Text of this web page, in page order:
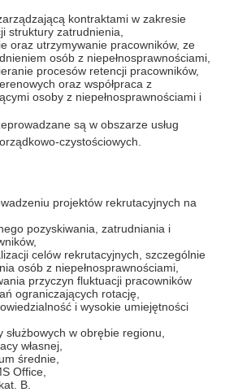
kontraktami w zakresie
struktury zatrudnienia,
oraz utrzymywanie pracowników, ze
osób z niepełnosprawnościami,
procesów retencji pracowników,
oraz współpraca z
osoby z niepełnosprawnościami i
są w obszarze usług
czystościowych.
projektów rekrutacyjnych na
pozyskiwania, zatrudniania i
celów rekrutacyjnych, szczególnie
osób z niepełnosprawnościami,
przyczyn fluktuacji pracowników
ograniczających rotację,
i wysokie umiejętności
w obrębie regionu,
własnej,
średnie,
Office,
B.